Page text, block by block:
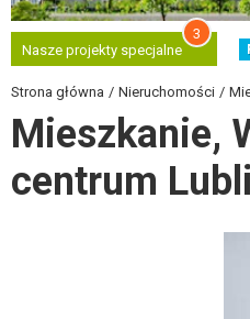
Nasze projekty specjalne
3
Strona główna Nieruchomości
Mieszkanie,
centrum